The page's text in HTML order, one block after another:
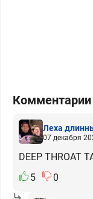
Комментарии
Леха
07 декабря
DEEP THROAT
5
0